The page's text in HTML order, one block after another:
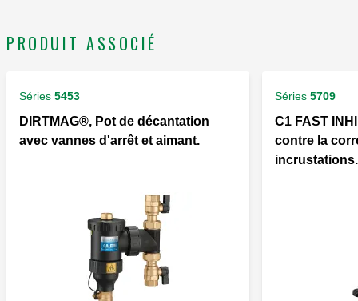
PRODUIT ASSOCIÉ
Séries 5453
DIRTMAG®, Pot de décantation
avec vannes d'arrêt et aimant.
Séries 5709
C1 FAST
contre la
incrustations.